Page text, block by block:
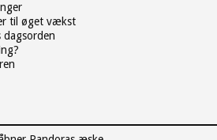
til øget vækst
dagsorden